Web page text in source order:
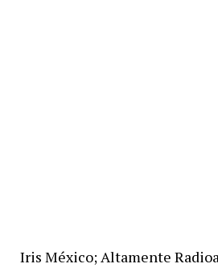
Iris México; Altamente